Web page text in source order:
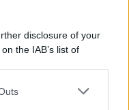
disclosure of your
the IAB’s list of
by us to third parties